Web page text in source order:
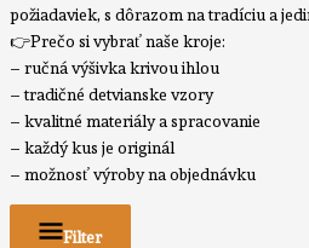
požiadaviek, s dôrazom na tradíciu a
👉Prečo si vybrať naše kroje:
– ručná výšivka krivou ihlou
– tradičné detvianske vzory
– kvalitné materiály a spracovanie
– každý kus je originál
– možnosť výroby na objednávku
Filter